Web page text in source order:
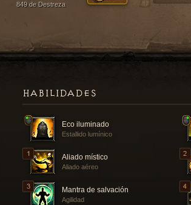
849 de Destreza
HABILIDADES
Eco iluminado
Estallido lumínico
Aliado místico
Aliado aéreo
Mantra de salvación
Agilidad